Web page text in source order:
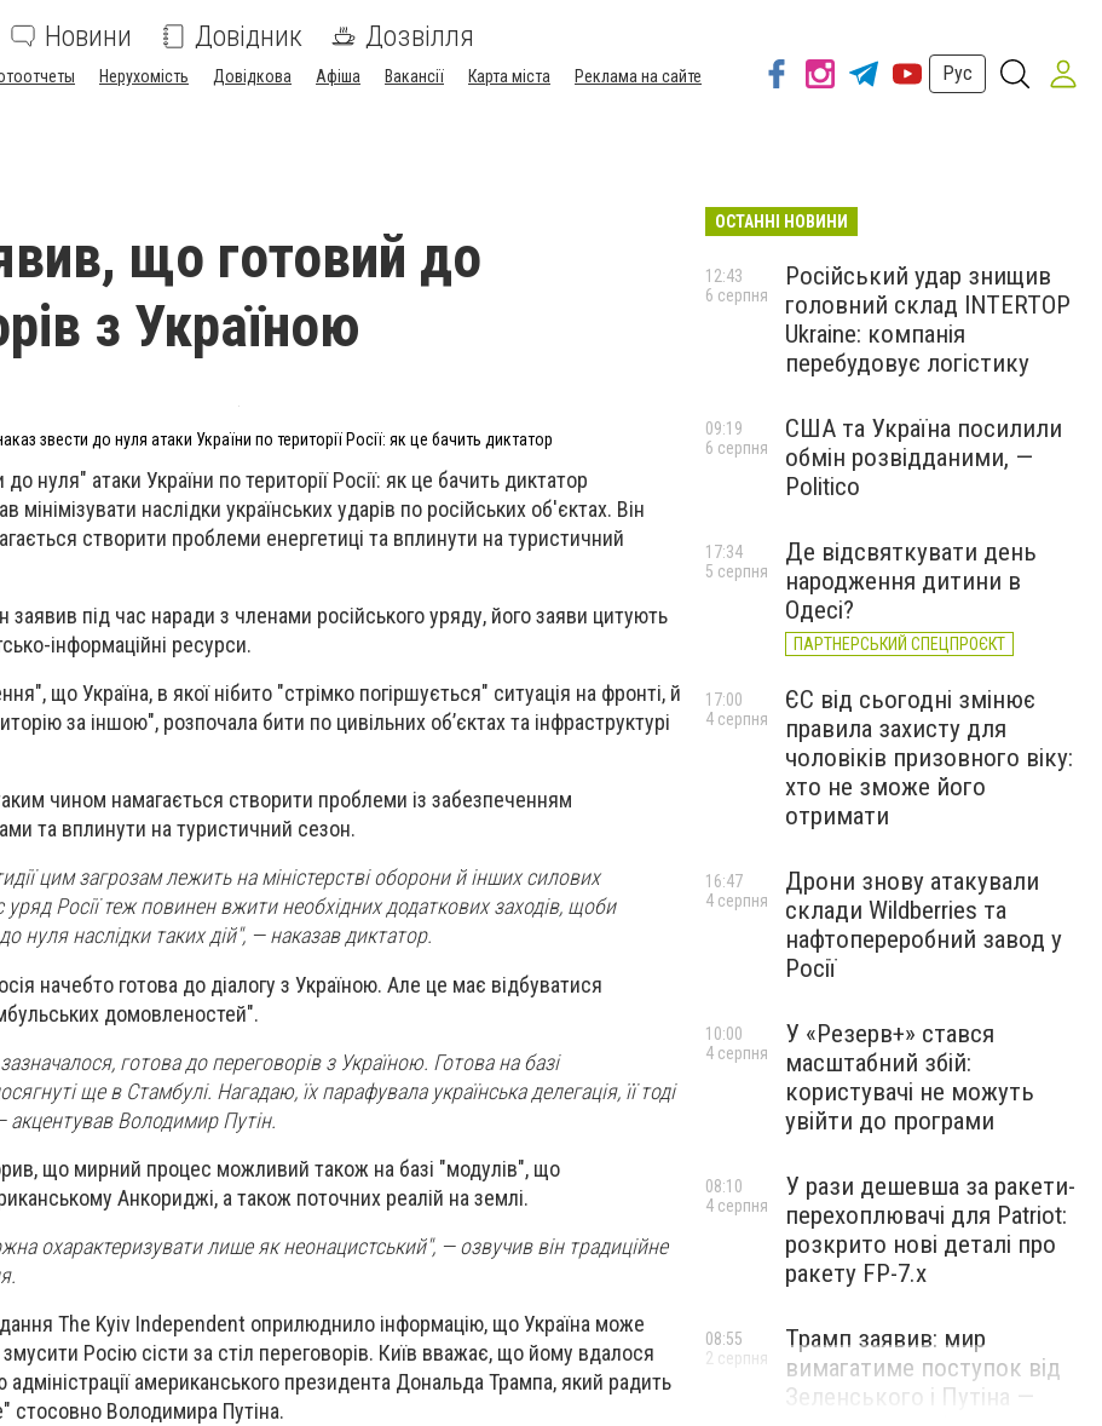
Новини Довідник Дозвілля
Нерухомість Довідкова Афіша Вакансії Карта міста
Реклама на сайте
Рус
що готовий до
з Україною
звести до нуля атаки України по території Росії: як це бачить диктатор
нуля" атаки України по території Росії: як це бачить диктатор
мінімізувати наслідки українських ударів по російських об'єктах. Він
створити проблеми енергетиці та вплинути на туристичний
заявив під час наради з членами російського уряду, його заяви цитують
інформаційні ресурси.
що Україна, в якої нібито "стрімко погіршується" ситуація на фронті, й
за іншою", розпочала бити по цивільних об’єктах та інфраструктурі
чином намагається створити проблеми із забезпеченням
та вплинути на туристичний сезон.
цим загрозам лежить на міністерстві оборони й інших силових
уряд Росії теж повинен вжити необхідних додаткових заходів, щоби
нуля наслідки таких дій", — наказав диктатор.
начебто готова до діалогу з Україною. Але це має відбуватися
домовленостей".
готова до переговорів з Україною. Готова на базі
ще в Стамбулі. Нагадаю, їх парафувала українська делегація, її тоді
Володимир Путін.
що мирний процес можливий також на базі "модулів", що
Анкориджі, а також поточних реалій на землі.
охарактеризувати лише як неонацистський", — озвучив він традиційне
The Kyiv Independent оприлюднило інформацію, що Україна може
Росію сісти за стіл переговорів. Київ вважає, що йому вдалося
американського президента Дональда Трампа, який радить
стосовно Володимира Путіна.
ОСТАННІ НОВИНИ
Російський удар знищив
головний склад INTERTOP
Ukraine: компанія
перебудовує логістику
12:43
6 серпня
США та Україна посилили
обмін розвідданими, —
Politico
09:19
6 серпня
Де відсвяткувати день
народження дитини в
Одесі?
ПАРТНЕРСЬКИЙ СПЕЦПРОЄКТ
17:34
5 серпня
ЄС від сьогодні змінює
правила захисту для
чоловіків призовного віку:
хто не зможе його
отримати
17:00
4 серпня
Дрони знову атакували
склади Wildberries та
нафтопереробний завод у
Росії
16:47
4 серпня
У «Резерв+» стався
масштабний збій:
користувачі не можуть
увійти до програми
10:00
4 серпня
У рази дешевша за ракети-
перехоплювачі для Patriot:
розкрито нові деталі про
ракету FP-7.x
08:10
4 серпня
Трамп заявив: мир
вимагатиме поступок від
Зеленського і Путіна —
08:55
2 серпня